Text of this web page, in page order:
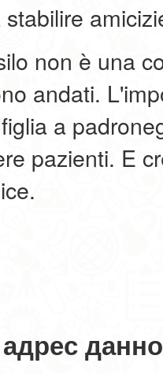
non è una
andati.
a
pazienti. E